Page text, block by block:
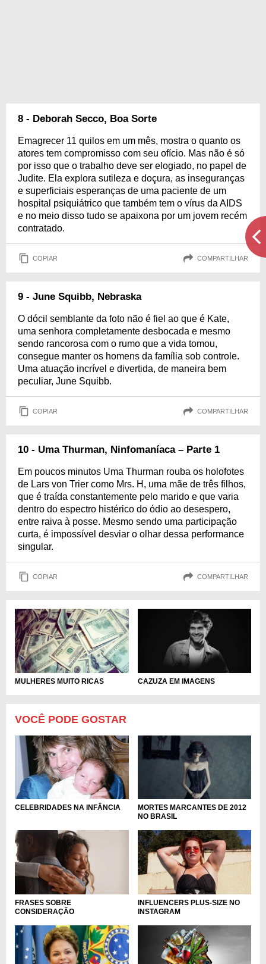
8 - Deborah Secco, Boa Sorte
Emagrecer 11 quilos em um mês, mostra o quanto os
atores tem compromisso com seu ofício. Mas não é só
por isso que o trabalho deve ser elogiado, no papel de
Judite. Ela explora sutileza e doçura, as inseguranças
e superficiais esperanças de uma paciente de um
hospital psiquiátrico que também tem o vírus da AIDS
e no meio disso tudo se apaixona por um jovem recém
contratado.
COPIAR COMPARTILHAR
9 - June Squibb, Nebraska
O dócil semblante da foto não é fiel ao que é Kate,
uma senhora completamente desbocada e mesmo
sendo rancorosa com o rumo que a vida tomou,
consegue manter os homens da família sob controle.
Uma atuação incrível e divertida, de maneira bem
peculiar, June Squibb.
COPIAR COMPARTILHAR
10 - Uma Thurman, Ninfomaníaca – Parte 1
Em poucos minutos Uma Thurman rouba os holofotes
de Lars von Trier como Mrs. H, uma mãe de três filhos,
que é traída constantemente pelo marido e que varia
dentro do espectro histérico do ódio ao desespero,
entre raiva à posse. Mesmo sendo uma participação
curta, é impossível desviar o olhar dessa performance
singular.
COPIAR COMPARTILHAR
MULHERES MUITO RICAS CAZUZA EM IMAGENS
VOCÊ PODE GOSTAR
CELEBRIDADES NA INFÂNCIA
MORTES MARCANTES DE 2012
NO BRASIL
FRASES SOBRE
CONSIDERAÇÃO
INFLUENCERS PLUS-SIZE NO
INSTAGRAM